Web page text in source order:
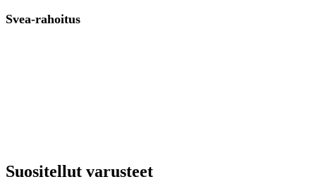
Svea-rahoitus
Suositellut varusteet